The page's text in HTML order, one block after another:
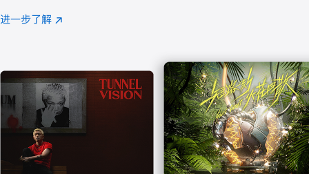
注
进一步了解 Apple
(在
口
中
打
开)